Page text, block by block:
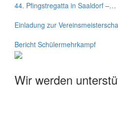
44. Pfingstregatta in Saaldorf –…
Einladung zur
Bericht Schülermehrkampf
Wir werden